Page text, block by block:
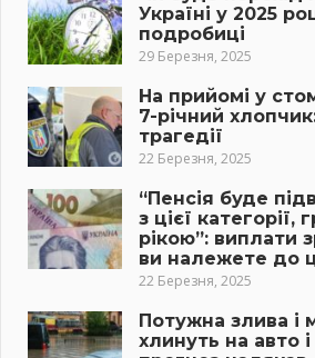
Україні у 2025
подробиці
29 Березня, 2025
На прийомі у
7-річний
трагедії
22 Березня, 2025
“Пенсія буде
з цієї категорії,
рікою”: виплати
ви належете до
22 Березня, 2025
Потужна злива і
хлинуть на авто